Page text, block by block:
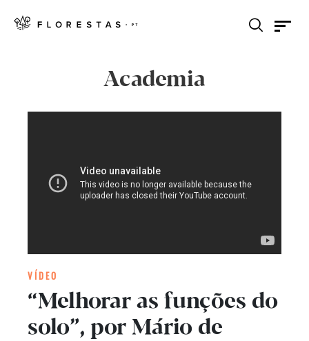
Academia
VÍDEO
“Melhorar as funções do
solo”, por Mário de